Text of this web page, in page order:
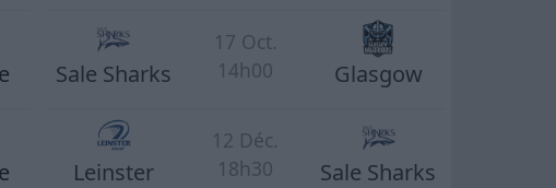
Sale Sharks
17 Oct.
14h00
Glasgow
Leinster
12 Déc.
18h30
Sale Sharks